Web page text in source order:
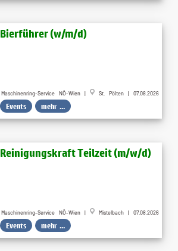
Bierführer (w​/m​/d)
Maschinenring-Service NÖ-Wien | St. Pölten | 07.08.2026
Events mehr ...
Reinigungskraft Teilzeit (m​/w​/d)
Maschinenring-Service NÖ-Wien | Mistelbach | 07.08.2026
Events mehr ...